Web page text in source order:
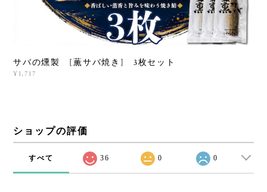
サバの燻製 [薫サバ焼き] 3枚セット
¥1,717
ショップの評価
すべて 36 0 0